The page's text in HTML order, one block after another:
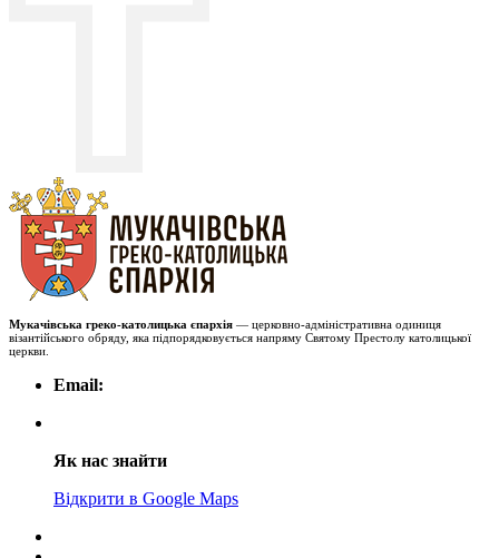
Мукачівська греко-католицька єпархія — церковно-адміністративна одиниця
візантійського обряду, яка підпорядковується напряму Святому Престолу католицької
церкви.
Email:
Як нас знайти
Відкрити в Google Maps